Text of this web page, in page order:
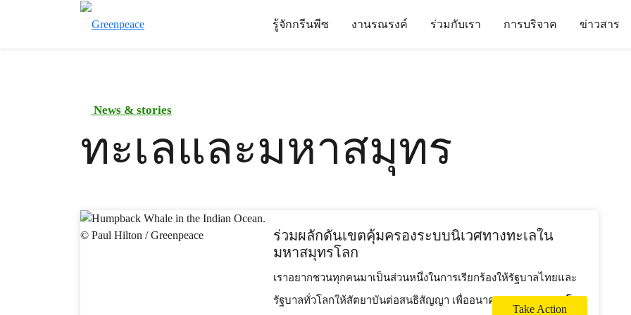
รู้จักกรีนพีซ งานรณรงค์ ร่วมกับเรา การบริจาค ข่าวสาร
News & stories
ทะเลและมหาสมุทร
ร่วมผลักดันเขตคุ้มครองระบบนิเวศทางทะเลใน
มหาสมุทรโลก
เราอยากชวนทุกคนมาเป็นส่วนหนึ่งในการเรียกร้องให้รัฐบาลไทยและ
รัฐบาลทั่วโลกให้สัตยาบันต่อสนธิสัญญา เพื่ออนาคตของมหาสมุทรโลก
Take Action